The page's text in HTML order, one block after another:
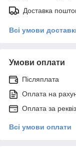
Доставка
Всі умови
Умови оплати
Післяплата
Оплата на
Оплата за
Всі умови оплати